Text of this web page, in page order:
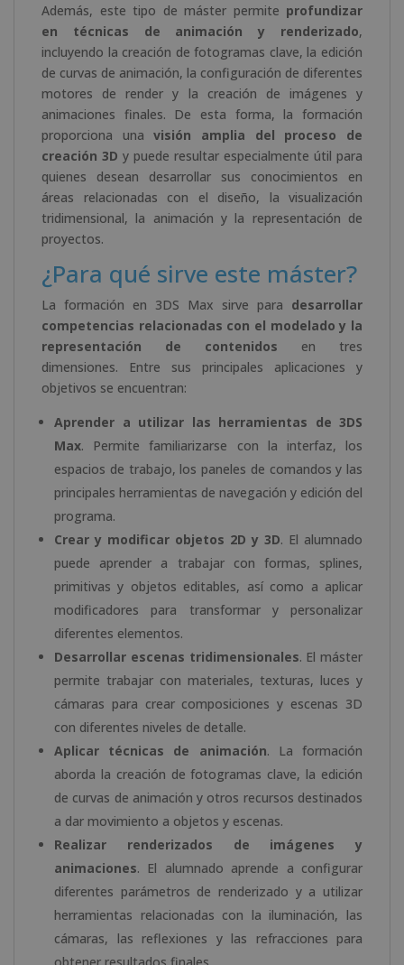
Además, este tipo de máster permite profundizar
en técnicas de animación y renderizado,
incluyendo la creación de fotogramas clave, la edición
de curvas de animación, la configuración de diferentes
motores de render y la creación de imágenes y
animaciones finales. De esta forma, la formación
proporciona unavisión amplia del proceso de
creación 3D y puede resultar especialmente útil para
quienes desean desarrollar sus conocimientos en
áreas relacionadas con el diseño, la visualización
tridimensional, la animación y la representación de
proyectos.
¿Para qué sirve este máster?
La formación en 3DS Max sirve para desarrollar
competencias relacionadas con el modelado y la
representación de contenidos en tres
dimensiones. Entre sus principales aplicaciones y
objetivos se encuentran:
Aprender a utilizar las herramientas de 3DS
Max. Permite familiarizarse con la interfaz, los
espacios de trabajo, los paneles de comandos y las
principales herramientas de navegación y edición del
programa.
Crear y modificar objetos 2D y 3D. El alumnado
puede aprender a trabajar con formas, splines,
primitivas y objetos editables, así como a aplicar
modificadores para transformar y personalizar
diferentes elementos.
Desarrollar escenas tridimensionales. El máster
permite trabajar con materiales, texturas, luces y
cámaras para crear composiciones y escenas 3D
con diferentes niveles de detalle.
Aplicar técnicas de animación. La formación
aborda la creación de fotogramas clave, la edición
de curvas de animación y otros recursos destinados
a dar movimiento a objetos y escenas.
Realizar renderizados de imágenes y
animaciones. El alumnado aprende a configurar
diferentes parámetros de renderizado y a utilizar
herramientas relacionadas con la iluminación, las
cámaras, las reflexiones y las refracciones para